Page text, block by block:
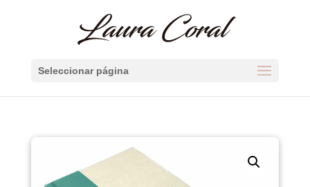
Seleccionar página